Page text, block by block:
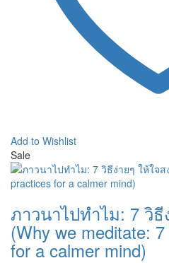
Add to Wishlist
Sale
ภาวนาไปทำไม: 7 วิธี
(Why we meditate:
for a calmer mind)